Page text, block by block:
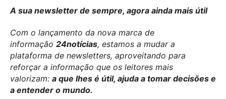
A sua newsletter de sempre, agora ainda mais útil
Com o lançamento da nova marca de
informação 24notícias, estamos a mudar a
plataforma de newsletters, aproveitando para
reforçar a informação que os leitores mais
valorizam: a que lhes é útil, ajuda a tomar decisões e
a entender o mundo.